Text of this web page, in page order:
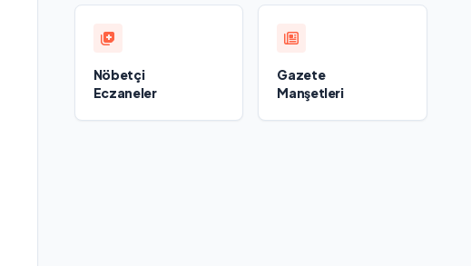
Nöbetçi
Eczaneler
Gazete
Manşetleri